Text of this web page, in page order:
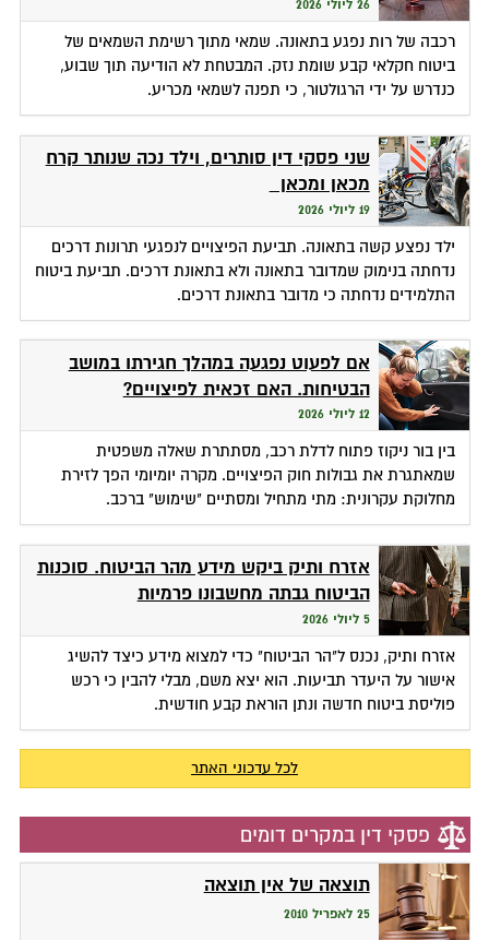
26 ליולי 2026
רכבה של רות נפגע בתאונה. שמאי מתוך רשימת השמאים של
ביטוח חקלאי קבע שומת נזק. המבטחת לא הודיעה תוך שבוע,
כנדרש על ידי הרגולטור, כי תפנה לשמאי מכריע.
שני פסקי דין סותרים, וילד נכה שנותר קרח
מכאן ומכאן
19 ליולי 2026
ילד נפצע קשה בתאונה. תביעת הפיצויים לנפגעי תרונות דרכים
נדחתה בנימוק שמדובר בתאונה ולא בתאונת דרכים. תביעת ביטוח
התלמידים נדחתה כי מדובר בתאונת דרכים.
אם לפעוט נפגעה במהלך חגירתו במושב
הבטיחות. האם זכאית לפיצויים?
12 ליולי 2026
בין בור ניקוז פתוח לדלת רכב, מסתתרת שאלה משפטית
שמאתגרת את גבולות חוק הפיצויים. מקרה יומיומי הפך לזירת
מחלוקת עקרונית: מתי מתחיל ומסתיים "שימוש" ברכב.
אזרח ותיק ביקש מידע מהר הביטוח. סוכנות
הביטוח גבתה מחשבונו פרמיות
5 ליולי 2026
אזרח ותיק, נכנס ל"הר הביטוח" כדי למצוא מידע כיצד להשיג
אישור על היעדר תביעות. הוא יצא משם, מבלי להבין כי רכש
פוליסת ביטוח חדשה ונתן הוראת קבע חודשית.
לכל עדכוני האתר
פסקי דין במקרים דומים
תוצאה של אין תוצאה
25 לאפריל 2010